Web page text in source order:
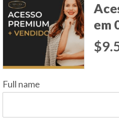
em
Full name